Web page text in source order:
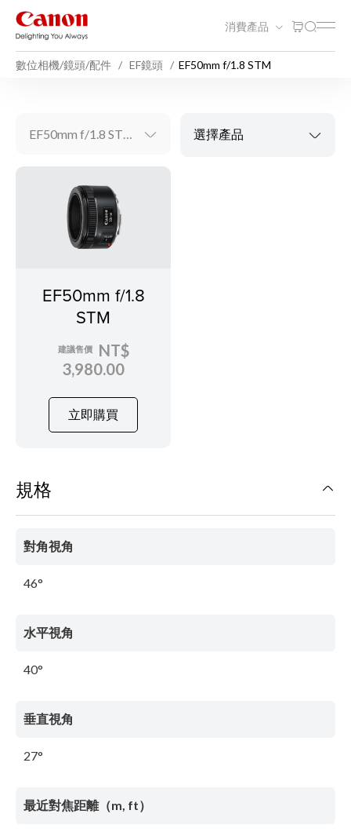
消費產品
數位相機/鏡頭/配件 EF鏡頭 EF50mm f/1.8 STM
EF50mm f/1.8 STM 選擇產品
EF50mm f/1.8
STM
建議售價
NT$
3,980.00
立即購買
規格
對角視角
46°
水平視角
40°
垂直視角
27°
最近對焦距離（m, ft）